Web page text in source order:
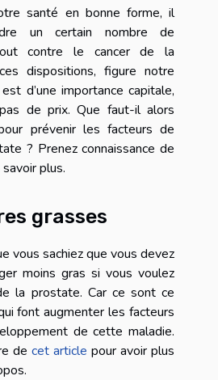
santé en bonne forme, il
un certain nombre de
contre le cancer de la
dispositions, figure notre
d’une importance capitale,
de prix. Que faut-il alors
prévenir les facteurs de
? Prenez connaissance de
plus.
grasses
vous sachiez que vous devez
moins gras si vous voulez
la prostate. Car ce sont ce
font augmenter les facteurs
de cette maladie.
de cet article pour avoir plus